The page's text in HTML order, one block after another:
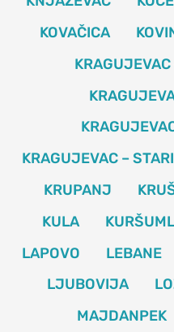
KOVAČICA
KRAGUJEVAC –
KRUPANJ
KULA
LAPOVO
LEBANE
LJUBOVIJA
MAJDANPEK